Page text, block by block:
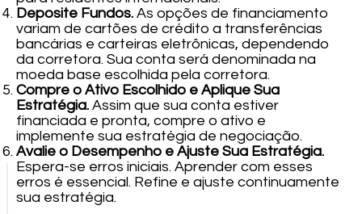
Deposite Fundos.As opções de financiamento
variam de cartões de crédito a transferências
bancárias e carteiras eletrônicas, dependendo
da corretora. Sua conta será denominada na
moeda base escolhida pela corretora.
Compre o Ativo Escolhido e Aplique Sua
Estratégia.Assim que sua conta estiver
financiada e pronta, compre o ativo e
implemente sua estratégia de negociação.
Avalie o Desempenho e Ajuste Sua Estratégia.
Espera-se erros iniciais. Aprender com esses
erros é essencial. Refine e ajuste continuamente
sua estratégia.